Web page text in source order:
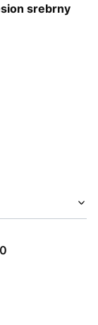
srebrny